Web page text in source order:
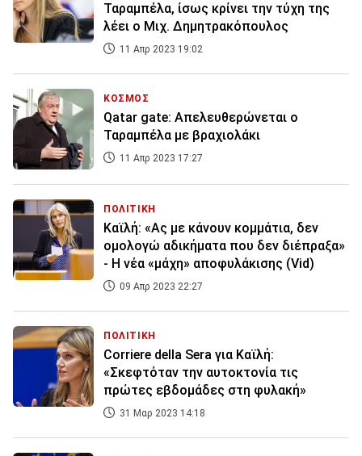
Ταραμπέλα, ίσως κρίνει την τύχη της
λέει ο Μιχ. Δημητρακόπουλος
11 Απρ 2023 19:02
ΚΟΣΜΟΣ
Qatar gate: Απελευθερώνεται ο
Ταραμπέλα με βραχιολάκι
11 Απρ 2023 17:27
ΠΟΛΙΤΙΚΗ
Καϊλή: «Ας με κάνουν κομμάτια, δεν
ομολογώ αδικήματα που δεν διέπραξα»
- Η νέα «μάχη» αποφυλάκισης (Vid)
09 Απρ 2023 22:27
ΠΟΛΙΤΙΚΗ
Corriere della Sera για Καϊλή:
«Σκεφτόταν την αυτοκτονία τις
πρώτες εβδομάδες στη φυλακή»
31 Μαρ 2023 14:18